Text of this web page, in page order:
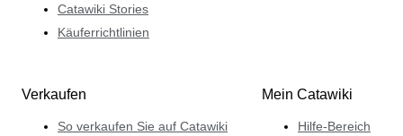
Catawiki Stories
Käuferrichtlinien
Verkaufen
So verkaufen Sie auf Catawiki
Mein Catawiki
Hilfe-Bereich